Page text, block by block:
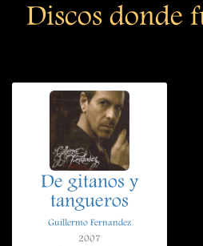
Discos donde
De gitanos y
tangueros
Guillermo Fernandez
2007